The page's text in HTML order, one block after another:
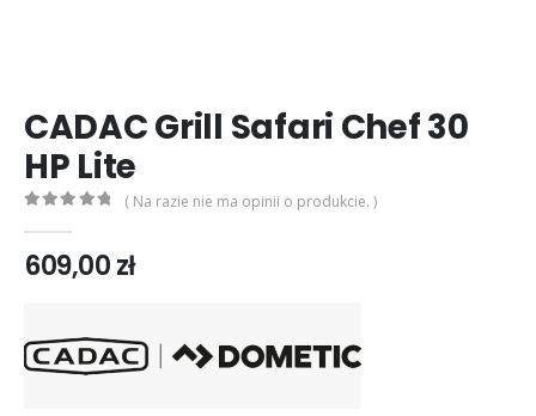
CADAC Grill Safari Chef 30
HP Lite
( Na razie nie ma opinii o produkcie. )
609,00zł